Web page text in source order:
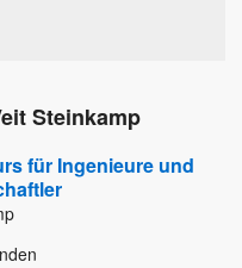
Steinkamp
für Ingenieure und